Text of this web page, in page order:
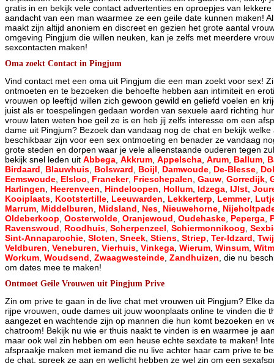
gratis in en bekijk vele contact advertenties en oproepjes van
aandacht van een man waarmee ze een geile date kunnen maken!
maakt zijn altijd anoniem en discreet en gezien het grote aantal
omgeving Pingjum die willen neuken, kan je zelfs met meerdere
sexcontacten maken!
Oma zoekt Contact in Pingjum
Vind contact met een oma uit Pingjum die een man zoekt voor sex!
ontmoeten en te bezoeken die behoefte hebben aan intimiteit en
vrouwen op leeftijd willen zich gewoon gewild en geliefd voelen en
juist als er toespelingen gedaan worden van sexuele aard richting
vrouw laten weten hoe geil ze is en heb jij zelfs interesse om een
dame uit Pingjum? Bezoek dan vandaag nog de chat en bekijk
beschikbaar zijn voor een sex ontmoeting en benader ze vandaag
grote steden en dorpen waar je vele alleenstaande ouderen tegen
bekijk snel leden uit Abbega Akkrum Appelscha Arum Ballum
Birdaard
Blauwhuis Bolsward Boijl Damwoude De-Blesse
Eemswoude Elsloo Franeker, Frieschepalen Gauw Gorredijk
Harlingen
Heerenveen Hindeloopen Hollum Idzega IJlst
Kooiplaats Kootstertille Leeuwarden Lekkerterp Lemmer,
Marrum Middelburen Midsland Nes Nieuwehorne
Oldeberkoop Oosterwolde Oranjewoud Oudehaske Peperga
Ravenswoud
Roodhuis Scherpenzeel Schiermonnikoog
Sint-Annaparochie Sloten Sneek Stiens Striep Ter-Idzard
Veldburen Veneburen Vierhuis Vinkega Wierum Winsum
Workum Woudsend Zwaagwesteinde Zandhuizen , die nu
om dates mee te maken!
Ontmoet Geile Vrouwen uit Pingjum Prive
Zin om prive te gaan in de live chat met vrouwen uit Pingjum? Elke
rijpe vrouwen, oude dames uit jouw woonplaats online te vinden die
aangezet en wachtende zijn op mannen die hun komt bezoeken en
chatroom! Bekijk nu wie er thuis naakt te vinden is en waarmee je
maar ook wel zin hebben om een heuse echte sexdate te maken!
afspraakje maken met iemand die nu live achter haar cam prive te
de chat, spreek ze aan en wellicht hebben ze wel zin om een